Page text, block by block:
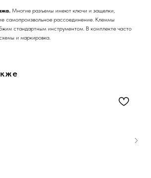
Многие разъемы имеют ключи и защелки,
самопроизвольное рассоединение. Клеммы
стандартным инструментом. В комплекте часто
и маркировка.